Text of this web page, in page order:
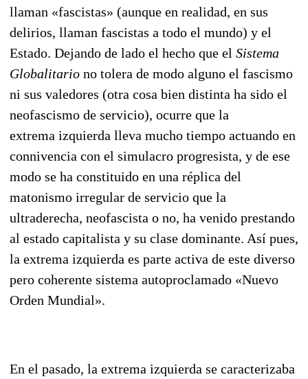
llaman «fascistas» (aunque en realidad, en sus
delirios, llaman fascistas a todo el mundo) y el
Estado. Dejando de lado el hecho que el Sistema
Globalitario no tolera de modo alguno el fascismo
ni sus valedores (otra cosa bien distinta ha sido el
neofascismo de servicio), ocurre que la
extrema izquierda lleva mucho tiempo actuando en
connivencia con el simulacro progresista, y de ese
modo se ha constituido en una réplica del
matonismo irregular de servicio que la
ultraderecha, neofascista o no, ha venido prestando
al estado capitalista y su clase dominante. Así pues,
la extrema izquierda es parte activa de este diverso
pero coherente sistema autoproclamado «Nuevo
Orden Mundial».
En el pasado, la extrema izquierda se caracterizaba